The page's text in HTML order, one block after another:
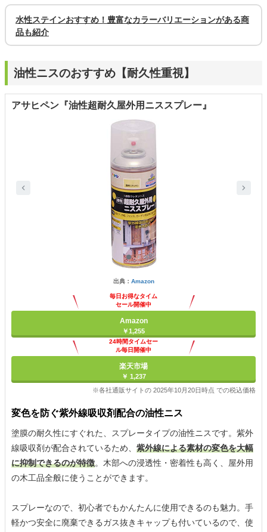
水性ステインおすすめ！豊富なカラーバリエーションがある商
品も紹介
油性ニスのおすすめ【耐久性重視】
アサヒペン『油性超耐久屋外用ニススプレー』
出典： Amazon
毎日お得なタイム
セール開催中
Amazon
￥1,255
24時間タイムセー
ル毎日開催中
楽天市場
￥ 1,237
※各社通販サイトの 2025年10月20日時点 での税込価格
変色を防ぐ紫外線吸収剤配合の油性ニス
塗膜の耐久性にすぐれた、スプレータイプの油性ニスです。紫外
線吸収剤が配合されているため、 紫外線による素材の変色を大幅
に抑制できるのが特徴。木部への浸透性・密着性も高く、屋外用
の木工品全般に使うことができます。
スプレーなので、初心者でもかんたんに使用できるのも魅力。手
軽かつ安全に廃棄できるガス抜きキャップも付いているので、使